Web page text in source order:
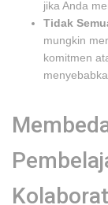
jika Anda
Tidak
mungkin
komitmen